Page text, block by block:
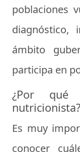
poblaciones
diagnóstico,
ámbito
participa en
¿Por
nutricionista?
Es muy
conocer